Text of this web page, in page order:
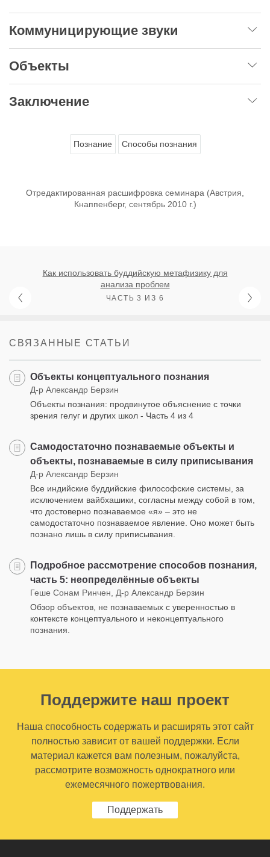
Коммуницирующие звуки
Объекты
Заключение
Познание Способы познания
Отредактированная расшифровка семинара (Австрия,
Кнаппенберг, сентябрь 2010 г.)
Как использовать буддийскую метафизику для
анализа проблем
ЧАСТЬ 3 ИЗ 6
СВЯЗАННЫЕ СТАТЬИ
Объекты концептуального познания
Д-р Александр Берзин
Объекты познания: продвинутое объяснение с точки
зрения гелуг и других школ - Часть 4 из 4
Самодостаточно познаваемые объекты и
объекты, познаваемые в силу приписывания
Д-р Александр Берзин
Все индийские буддийские философские системы, за
исключением вайбхашики, согласны между собой в том,
что достоверно познаваемое «я» – это не
самодостаточно познаваемое явление. Оно может быть
познано лишь в силу приписывания.
Подробное рассмотрение способов познания,
часть 5: неопределённые объекты
Геше Сонам Ринчен, Д-р Александр Берзин
Обзор объектов, не познаваемых с уверенностью в
контексте концептуального и неконцептуального
познания.
Поддержите наш проект
Наша способность содержать и расширять этот сайт
полностью зависит от вашей поддержки. Если
материал кажется вам полезным, пожалуйста,
рассмотрите возможность однократного или
ежемесячного пожертвования.
Поддержать